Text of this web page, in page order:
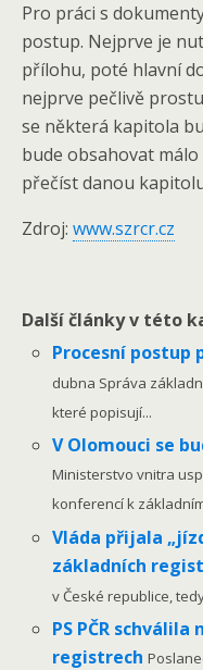
Pro práci s
postup. Nejprve je
přílohu, poté hlavní
nejprve pečlivě
se některá kapitola
bude obsahovat
přečíst danou
Zdroj: www.szrcr.cz
Další články v této
Procesní postup
dubna Správa
které popisují...
V Olomouci se
Ministerstvo vnitra
konferencí k
Vláda přijala
základních
v České republice,
PS PČR
registrech